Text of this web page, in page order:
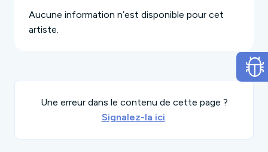
Aucune information n’est disponible pour cet
artiste.
Une erreur dans le contenu de cette page ?
Signalez-la ici.